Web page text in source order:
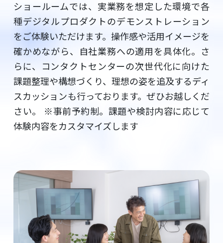
ショールームでは、実業務を想定した環境で各
種デジタルプロダクトのデモンストレーション
をご体験いただけます。操作感や活用イメージを
確かめながら、自社業務への適用を具体化。さ
らに、コンタクトセンターの次世代化に向けた
課題整理や構想づくり、理想の姿を追及するディ
スカッションも行っております。ぜひお越しくだ
さい。
※事前予約制。課題や検討内容に応じて
体験内容をカスタマイズします